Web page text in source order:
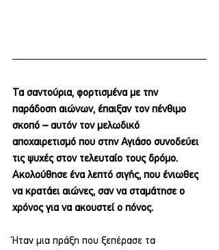
Τα σαντούρια, φορτισμένα με την
παράδοση αιώνων, έπαιξαν τον πένθιμο
σκοπό – αυτόν τον μελωδικό
αποχαιρετισμό που στην Αγιάσο συνοδεύει
τις ψυχές στον τελευταίο τους δρόμο.
Ακολούθησε ένα λεπτό σιγής, που ένιωθες
να κρατάει αιώνες, σαν να σταμάτησε ο
χρόνος για να ακουστεί ο πόνος.
Ήταν μια πράξη που ξεπέρασε τα